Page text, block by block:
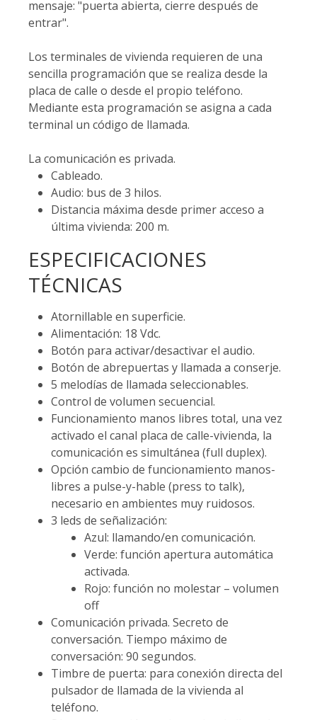
mensaje: "puerta abierta, cierre después de
entrar".
Los terminales de vivienda requieren de una
sencilla programación que se realiza desde la
placa de calle o desde el propio teléfono.
Mediante esta programación se asigna a cada
terminal un código de llamada.
La comunicación es privada.
Cableado.
Audio: bus de 3 hilos.
Distancia máxima desde primer acceso a
última vivienda: 200 m.
ESPECIFICACIONES
TÉCNICAS
Atornillable en superficie.
Alimentación: 18 Vdc.
Botón para activar/desactivar el audio.
Botón de abrepuertas y llamada a conserje.
5 melodías de llamada seleccionables.
Control de volumen secuencial.
Funcionamiento manos libres total, una vez
activado el canal placa de calle-vivienda, la
comunicación es simultánea (full duplex).
Opción cambio de funcionamiento manos-
libres a pulse-y-hable (press to talk),
necesario en ambientes muy ruidosos.
3 leds de señalización:
Azul: llamando/en comunicación.
Verde: función apertura automática
activada.
Rojo: función no molestar – volumen
off
Comunicación privada. Secreto de
conversación. Tiempo máximo de
conversación: 90 segundos.
Timbre de puerta: para conexión directa del
pulsador de llamada de la vivienda al
teléfono.